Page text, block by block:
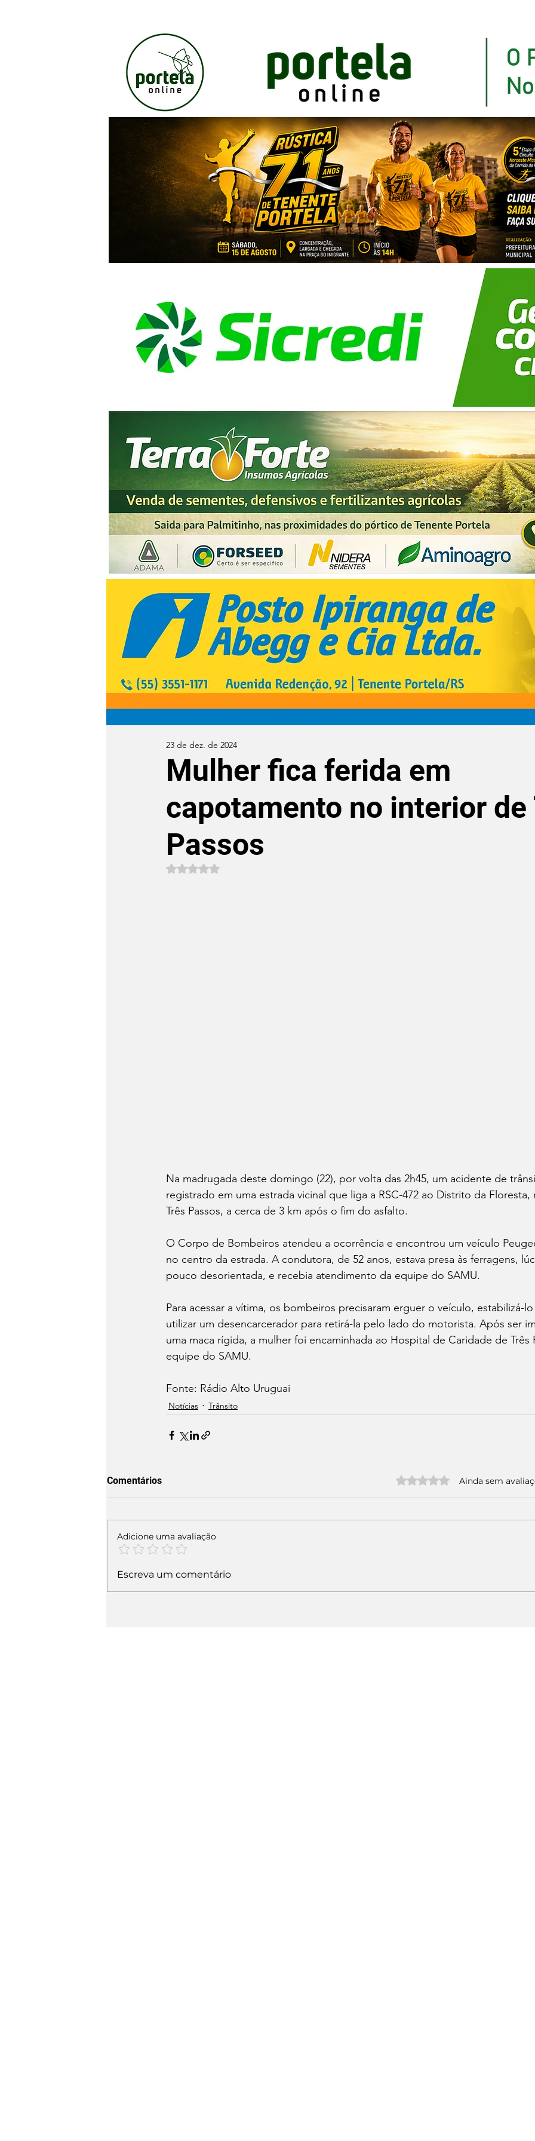
Mulher fica ferida em
capotamento no interior de
Passos
23 de dez. de 2024
Avaliado com NaN de 5 estrelas.
Na madrugada deste domingo (22), por volta das 2h45, um acidente de
registrado em uma estrada vicinal que liga a RSC-472 ao Distrito da
Três Passos, a cerca de 3 km após o fim do asfalto.
O Corpo de Bombeiros atendeu a ocorrência e encontrou um veículo
no centro da estrada. A condutora, de 52 anos, estava presa às ferragens,
pouco desorientada, e recebia atendimento da equipe do SAMU.
Para acessar a vítima, os bombeiros precisaram erguer o veículo, estabilizá-
utilizar um desencarcerador para retirá-la pelo lado do motorista. Após ser
uma maca rígida, a mulher foi encaminhada ao Hospital de Caridade de Três
equipe do SAMU.
Fonte: Rádio Alto Uruguai
Notícias Trânsito
Comentários Avaliado com 0 de 5 estrelas.
Ainda sem
Adicione uma avaliação
Escreva um comentário